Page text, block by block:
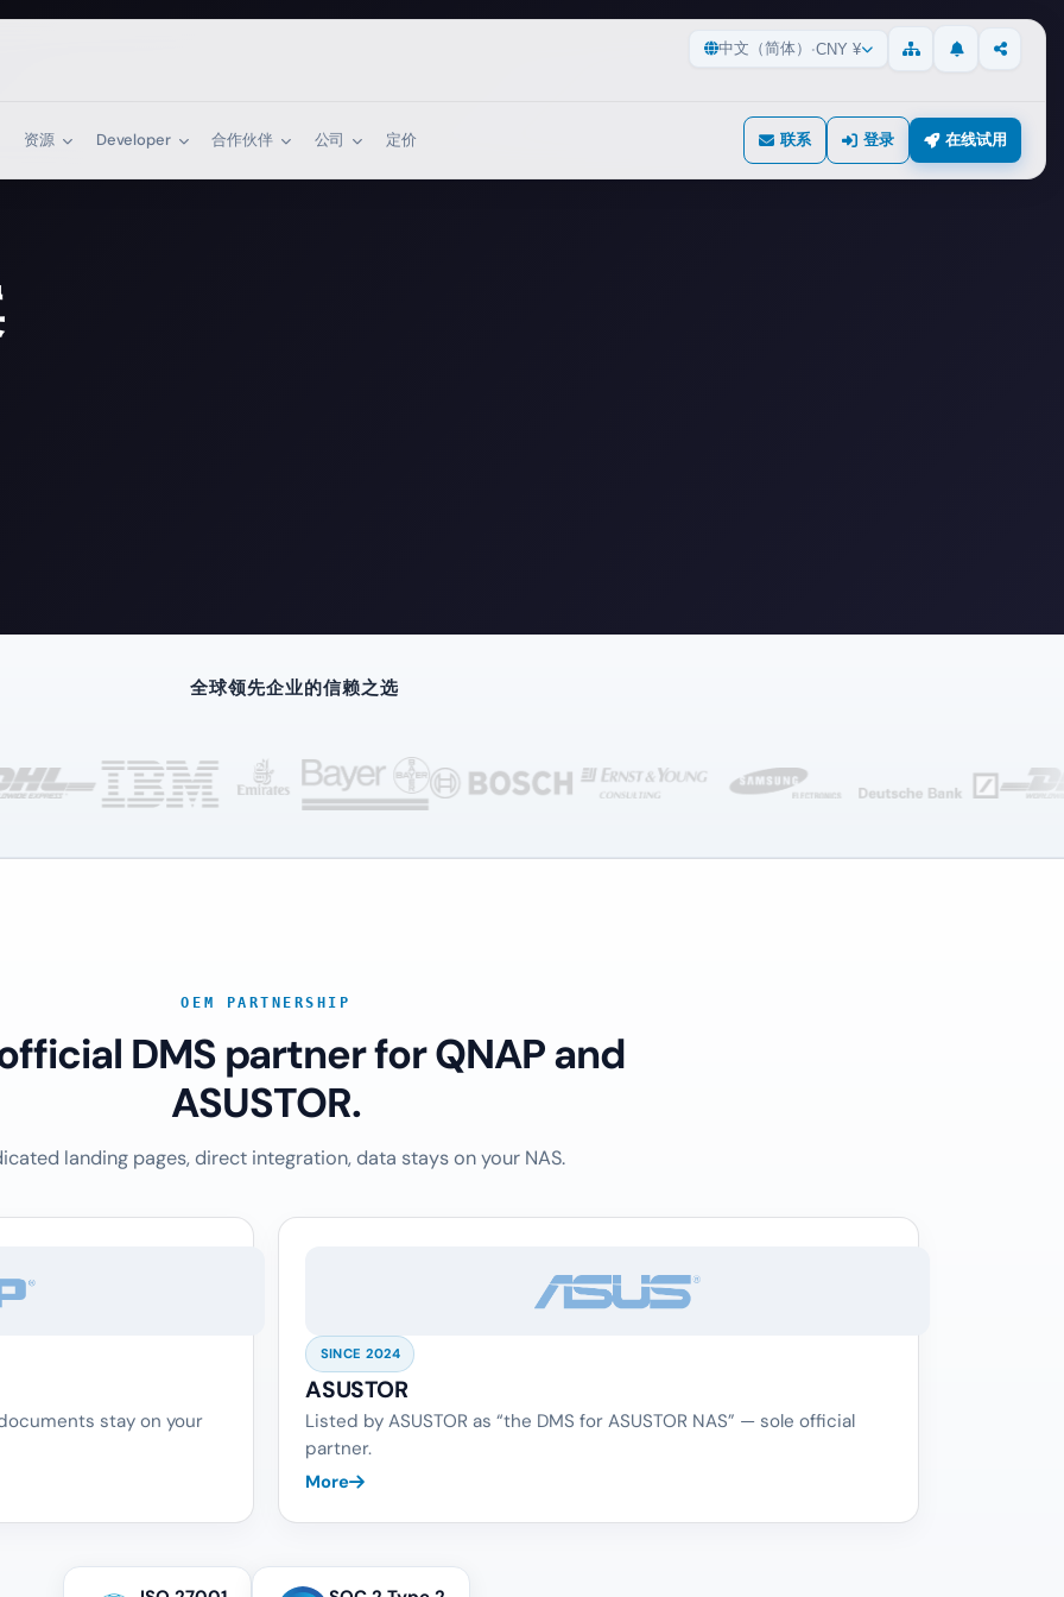
中文（简体） ·CNY ¥ 网站地图动态 分享
资源 Developer 合作伙伴 公司 定价 联系 登录 在线试用
全球领先企业的信赖之选
OEM PARTNERSHIP
DMS partner for QNAP and
ASUSTOR.
landing pages, direct integration, data stays on your NAS.
stay on your
SINCE 2024
ASUSTOR
Listed by ASUSTOR as “the DMS for ASUSTOR NAS” — sole official
partner.
More